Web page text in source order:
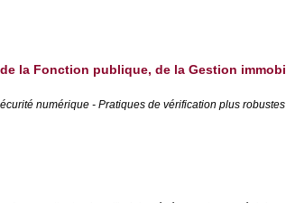
la Fonction publique, de la Gestion
numérique - Pratiques de vérification plus